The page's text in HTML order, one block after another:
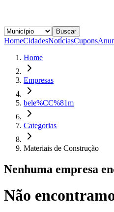
Buscar
HomeCidadesNotíciasCupons
Home
Empresas
bele%CC%81m
Categorias
Materiais de Construção
Nenhuma empresa
Não